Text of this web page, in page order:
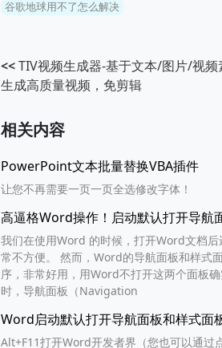
谷歌地球用不了怎么解决
<<TIV视频生成器-基于文本/图片/视频
生成高质量视频，免剪辑
相关内容
PowerPoint文本批量替换VBA插件
让您不再需要一页一页全选修改字体！
高逼格Word操作！启动默认打开导航
我们在使用Word 的时候，打开Word文档
常不方便。 然而，Word的导航面板和样式
序，非常好用，用Word不打开这两个面板
时，导航面板（Navigation
Word启动默认打开导航面板和样式面
Alt+F11打开Word开发者界（您也可以通